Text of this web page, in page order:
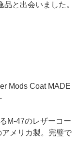
と出会いました。
Mods Coat MADE
M-47のレザーコー
メリカ製。完璧で